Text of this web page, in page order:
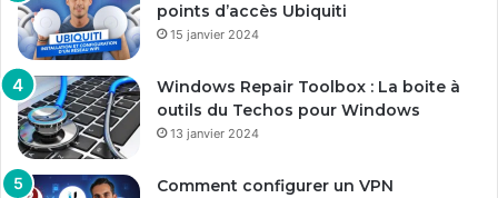
points d’accès Ubiquiti
15 janvier 2024
Windows Repair Toolbox : La boite à
outils du Techos pour Windows
13 janvier 2024
Comment configurer un VPN